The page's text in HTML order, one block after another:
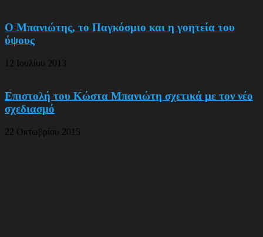
Ο Μπανιώτης, το Παγκόσμιο και η γοητεία του
ύψους
12 Ιουλίου 2013
Επιστολή του Κώστα Μπανιώτη σχετικά με τον νέο
σχεδιασμό
22 Οκτωβρίου 2015